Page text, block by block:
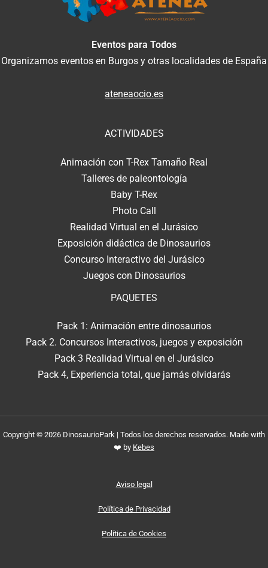
Eventos para Todos
Organizamos eventos en Burgos y otras localidades de España
ateneaocio.es
ACTIVIDADES
Animación con T-Rex Tamaño Real
Talleres de paleontología
Baby T-Rex
Photo Call
Realidad Virtual en el Jurásico
Exposición didáctica de Dinosaurios
Concurso Interactivo del Jurásico
Juegos con Dinosaurios
PAQUETES
Pack 1: Animación entre dinosaurios
Pack 2. Concursos Interactivos, juegos y exposición
Pack 3 Realidad Virtual en el Jurásico
Pack 4, Experiencia total, que jamás olvidarás
Copyright © 2026 DinosaurioPark | Todos los derechos reservados. Made with
❤️ by Kebes
Aviso legal
Política de Privacidad
Política de Cookies